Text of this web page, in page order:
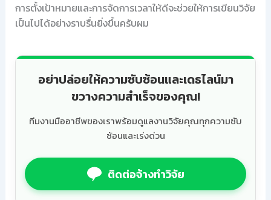
การตั้งเป้าหมายและการจัดการเวลาให้ดีจะช่วยให้การเขียนวิจัย
เป็นไปได้อย่างราบรื่นยิ่งขึ้นครับผม
อย่าปล่อยให้ความซับซ้อนและเดธไลน์มา
ขวางความสำเร็จของคุณ!
ทีมงานมืออาชีพของเราพร้อมดูแลงานวิจัยคุณทุกความซับ
ซ้อนและเร่งด่วน
ติดต่อจ้างทำวิจัย